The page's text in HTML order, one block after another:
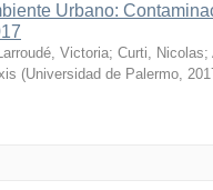
Urbano:
Victoria; Curti, Nicolas;
(Universidad de Palermo,